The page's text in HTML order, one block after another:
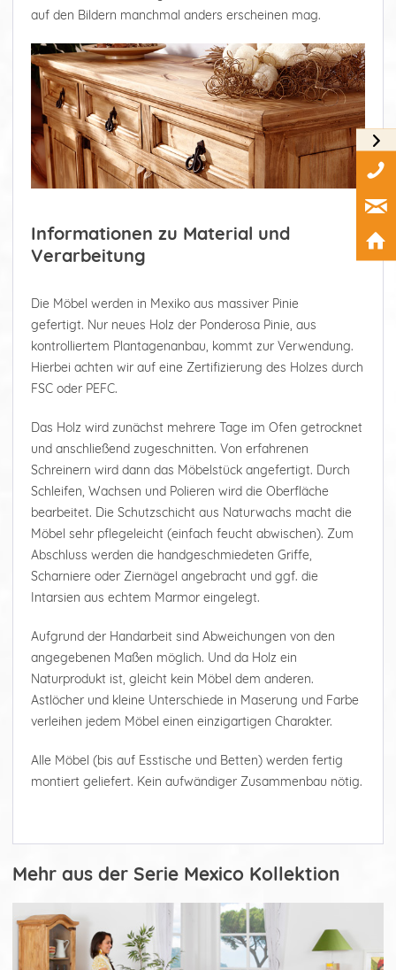
auf den Bildern manchmal anders erscheinen mag.
Informationen zu Material und
Verarbeitung
Die Möbel werden in Mexiko aus massiver Pinie
gefertigt. Nur neues Holz der Ponderosa Pinie, aus
kontrolliertem Plantagenanbau, kommt zur Verwendung.
Hierbei achten wir auf eine Zertifizierung des Holzes durch
FSC oder PEFC.
Das Holz wird zunächst mehrere Tage im Ofen getrocknet
und anschließend zugeschnitten. Von erfahrenen
Schreinern wird dann das Möbelstück angefertigt. Durch
Schleifen, Wachsen und Polieren wird die Oberfläche
bearbeitet. Die Schutzschicht aus Naturwachs macht die
Möbel sehr pflegeleicht (einfach feucht abwischen). Zum
Abschluss werden die handgeschmiedeten Griffe,
Scharniere oder Ziernägel angebracht und ggf. die
Intarsien aus echtem Marmor eingelegt.
Aufgrund der Handarbeit sind Abweichungen von den
angegebenen Maßen möglich. Und da Holz ein
Naturprodukt ist, gleicht kein Möbel dem anderen.
Astlöcher und kleine Unterschiede in Maserung und Farbe
verleihen jedem Möbel einen einzigartigen Charakter.
Alle Möbel (bis auf Esstische und Betten) werden fertig
montiert geliefert. Kein aufwändiger Zusammenbau nötig.
Mehr aus der Serie Mexico Kollektion